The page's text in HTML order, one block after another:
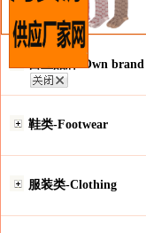
自主品牌-Own brand
鞋类-Footwear
服装类-Clothing